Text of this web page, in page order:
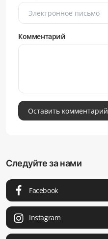
Комментарий
Оставить комментарий
Следуйте за нами
Facebook
Instagram